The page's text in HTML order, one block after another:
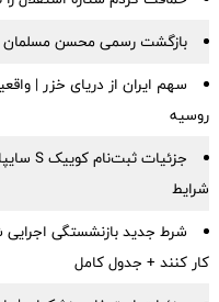
بازگشت رسمی محسن مسلمان
سهم ایران از دریای خزر |
روسیه
شرایط
کار کنند + جدول کامل